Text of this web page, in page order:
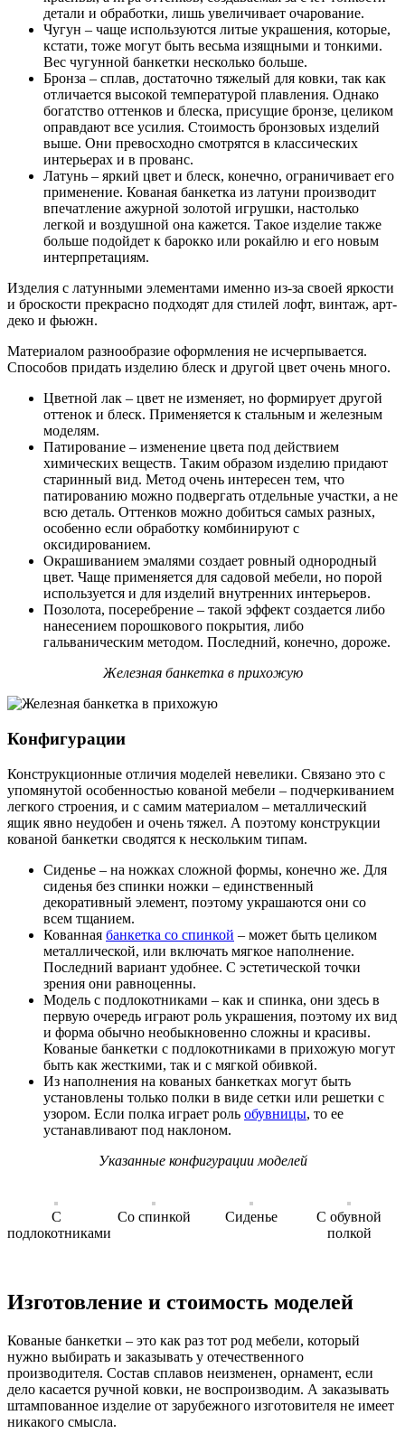
детали и обработки, лишь увеличивает очарование.
Чугун – чаще используются литые украшения, которые,
кстати, тоже могут быть весьма изящными и тонкими.
Вес чугунной банкетки несколько больше.
Бронза – сплав, достаточно тяжелый для ковки, так как
отличается высокой температурой плавления. Однако
богатство оттенков и блеска, присущие бронзе, целиком
оправдают все усилия. Стоимость бронзовых изделий
выше. Они превосходно смотрятся в классических
интерьерах и в прованс.
Латунь – яркий цвет и блеск, конечно, ограничивает его
применение. Кованая банкетка из латуни производит
впечатление ажурной золотой игрушки, настолько
легкой и воздушной она кажется. Такое изделие также
больше подойдет к барокко или рокайлю и его новым
интерпретациям.
Изделия с латунными элементами именно из-за своей яркости
и броскости прекрасно подходят для стилей лофт, винтаж, арт-
деко и фьюжн.
Материалом разнообразие оформления не исчерпывается.
Способов придать изделию блеск и другой цвет очень много.
Цветной лак – цвет не изменяет, но формирует другой
оттенок и блеск. Применяется к стальным и железным
моделям.
Патирование – изменение цвета под действием
химических веществ. Таким образом изделию придают
старинный вид. Метод очень интересен тем, что
патированию можно подвергать отдельные участки, а не
всю деталь. Оттенков можно добиться самых разных,
особенно если обработку комбинируют с
оксидированием.
Окрашиванием эмалями создает ровный однородный
цвет. Чаще применяется для садовой мебели, но порой
используется и для изделий внутренних интерьеров.
Позолота, посеребрение – такой эффект создается либо
нанесением порошкового покрытия, либо
гальваническим методом. Последний, конечно, дороже.
Железная банкетка в прихожую
Конфигурации
Конструкционные отличия моделей невелики. Связано это с
упомянутой особенностью кованой мебели – подчеркиванием
легкого строения, и с самим материалом – металлический
ящик явно неудобен и очень тяжел. А поэтому конструкции
кованой банкетки сводятся к нескольким типам.
Сиденье – на ножках сложной формы, конечно же. Для
сиденья без спинки ножки – единственный
декоративный элемент, поэтому украшаются они со
всем тщанием.
Кованная банкетка со спинкой – может быть целиком
металлической, или включать мягкое наполнение.
Последний вариант удобнее. С эстетической точки
зрения они равноценны.
Модель с подлокотниками – как и спинка, они здесь в
первую очередь играют роль украшения, поэтому их вид
и форма обычно необыкновенно сложны и красивы.
Кованые банкетки с подлокотниками в прихожую могут
быть как жесткими, так и с мягкой обивкой.
Из наполнения на кованых банкетках могут быть
установлены только полки в виде сетки или решетки с
узором. Если полка играет роль обувницы, то ее
устанавливают под наклоном.
Указанные конфигурации моделей
С
подлокотниками
Со спинкой Сиденье
С обувной
полкой
Изготовление и стоимость моделей
Кованые банкетки – это как раз тот род мебели, который
нужно выбирать и заказывать у отечественного
производителя. Состав сплавов неизменен, орнамент, если
дело касается ручной ковки, не воспроизводим. А заказывать
штампованное изделие от зарубежного изготовителя не имеет
никакого смысла.